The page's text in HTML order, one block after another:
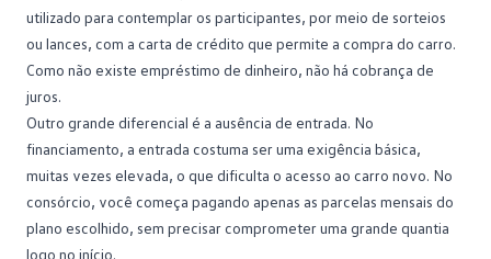
utilizado para contemplar os participantes, por meio de sorteios
ou lances, com a carta de crédito que permite a compra do carro.
Como não existe empréstimo de dinheiro, não há cobrança de
juros.
Outro grande diferencial é a ausência de entrada. No
financiamento, a entrada costuma ser uma exigência básica,
muitas vezes elevada, o que dificulta o acesso ao carro novo. No
consórcio, você começa pagando apenas as parcelas mensais do
plano escolhido, sem precisar comprometer uma grande quantia
logo no início.